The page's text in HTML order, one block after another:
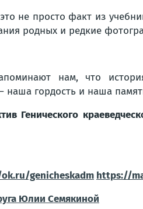
не просто факт из
родных и редкие
нам, что
наша гордость и наша
Генического
genicheskadm https://
Юлии Семякиной